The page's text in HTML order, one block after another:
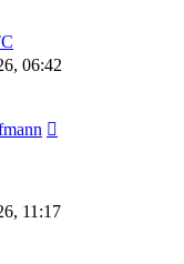
06:42
11:17